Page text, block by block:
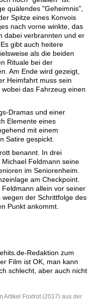
quälendes "Geheimnis",
Spitze eines Konvois
nach vorne winkte, das
dabei verbrannten und er
gibt auch heitere
als die beiden
Rituale bei der
Am Ende wird gezeigt,
Heimfahrt muss sein
das Fahrzeug einen
Dramas und einer
Elemente eines
mit einem
Satire gespickt.
benannt. In drei
Feldmann seine
im Seniorenheim.
am Checkpoint.
allein vor seiner
der Schrittfolge des
Punkt ankommt.
-Redaktion zum
Film ist OK, man kann
schlecht, aber auch nicht
Artikel Foxtrot (2017) aus der